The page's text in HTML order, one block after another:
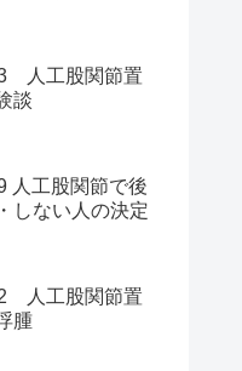
人工股関節置
談
人工股関節で後
しない人の決定
人工股関節置
腫